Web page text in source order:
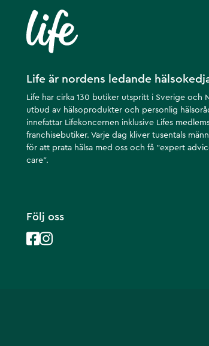
Life är nordens ledande
Life har cirka 130 butiker utspritt i Sverige och
utbud av hälsoprodukter och personlig
innefattar Lifekoncernen inklusive Lifes
franchisebutiker. Varje dag kliver tusentals
för att prata hälsa med oss och få ”expert
care”.
Följ oss